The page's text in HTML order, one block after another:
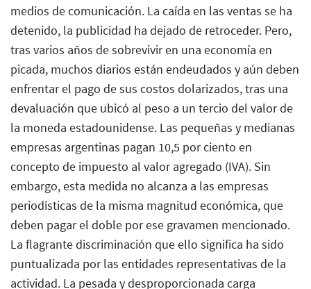
medios de comunicación. La caída en las ventas se ha
detenido, la publicidad ha dejado de retroceder. Pero,
tras varios años de sobrevivir en una economía en
picada, muchos diarios están endeudados y aún deben
enfrentar el pago de sus costos dolarizados, tras una
devaluación que ubicó al peso a un tercio del valor de
la moneda estadounidense. Las pequeñas y medianas
empresas argentinas pagan 10,5 por ciento en
concepto de impuesto al valor agregado (IVA). Sin
embargo, esta medida no alcanza a las empresas
periodísticas de la misma magnitud económica, que
deben pagar el doble por ese gravamen mencionado.
La flagrante discriminación que ello significa ha sido
puntualizada por las entidades representativas de la
actividad. La pesada y desproporcionada carga